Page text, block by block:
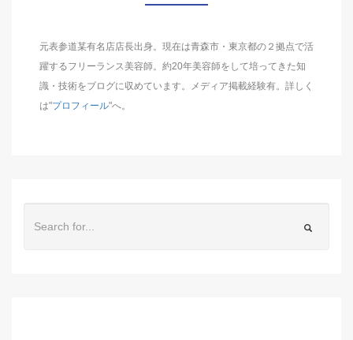
元表参道某有名店店長出身。現在は青森市・東京都の２拠点で活
躍するフリーランス美容師。約20年美容師をして培ってきた知
識・技術をブログに収めています。メディア掲載経験有。詳しく
は"プロフィール"へ。